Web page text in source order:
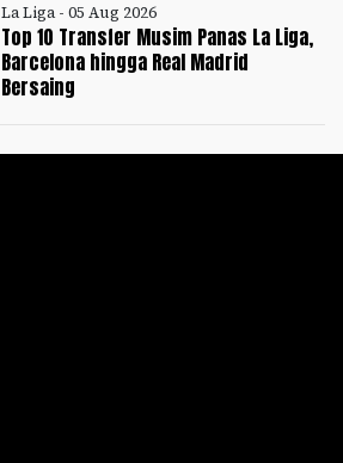
La Liga - 05 Aug 2026
Top 10 Transfer Musim Panas La Liga,
Barcelona hingga Real Madrid
Bersaing